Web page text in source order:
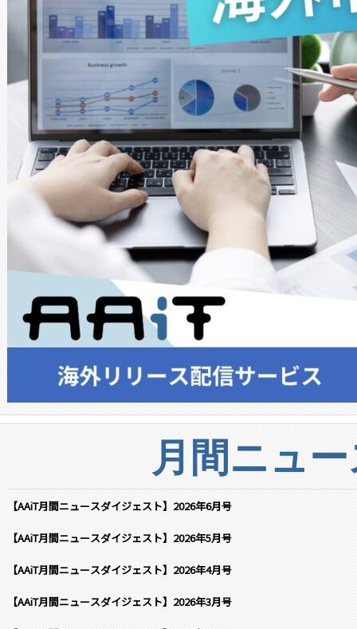
月間ニュ
【AAiT月間ニュースダイジェスト】2026年6月号
【AAiT月間ニュースダイジェスト】2026年5月号
【AAiT月間ニュースダイジェスト】2026年4月号
【AAiT月間ニュースダイジェスト】2026年3月号